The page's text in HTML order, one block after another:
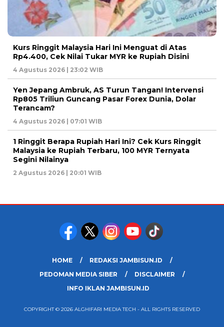
Kurs Ringgit Malaysia Hari Ini Menguat di Atas
Rp4.400, Cek Nilai Tukar MYR ke Rupiah Disini
4 Agustus 2026 | 23:02 WIB
Yen Jepang Ambruk, AS Turun Tangan! Intervensi
Rp805 Triliun Guncang Pasar Forex Dunia, Dolar
Terancam?
4 Agustus 2026 | 07:01 WIB
1 Ringgit Berapa Rupiah Hari Ini? Cek Kurs Ringgit
Malaysia ke Rupiah Terbaru, 100 MYR Ternyata
Segini Nilainya
2 Agustus 2026 | 20:01 WIB
HOME
REDAKSI JAMBISUN.ID
PEDOMAN MEDIA SIBER
DISCLAIMER
INFO IKLAN JAMBISUN.ID
COPYRIGHT © 2026 ALGHIFARI MEDIA TECH - ALL RIGHTS RESERVED